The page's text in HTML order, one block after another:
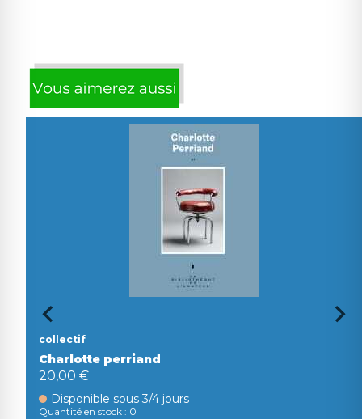
collectif
Charlotte perriand
20,00 €
Disponible sous 3/4 jours
Quantité en stock : 0